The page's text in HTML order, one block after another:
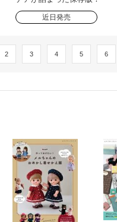
近日発売
2 3 4 5 6